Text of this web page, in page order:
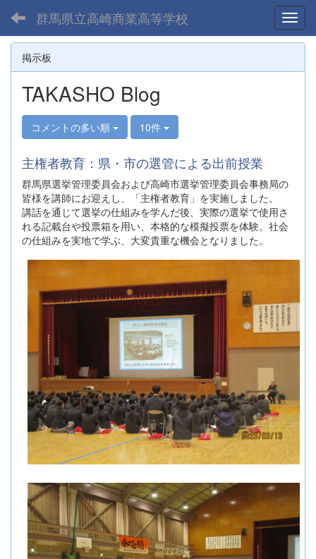
群馬県立高崎商業高等学校
掲示板
TAKASHO Blog
コメントの多い順 10件
主権者教育：県・市の選管による出前授業
群馬県選挙管理委員会および高崎市選挙管理委員会事務局の
皆様を講師にお迎えし、「主権者教育」を実施しました。
講話を通じて選挙の仕組みを学んだ後、実際の選挙で使用さ
れる記載台や投票箱を用い、本格的な模擬投票を体験。社会
の仕組みを実地で学ぶ、大変貴重な機会となりました。